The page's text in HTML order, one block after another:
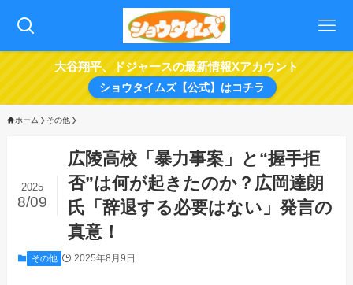
大谷翔平、ドジャースの最新情報Xアカウント
ショウタイムズ【公式】はコチラ
ホーム その他
広陵高校「暴力事案」と“握手拒
否”は何が起きたのか？広岡達朗
氏「辞退する必要はない」発言の
真意！
2025
8/09
その他 2025年8月9日